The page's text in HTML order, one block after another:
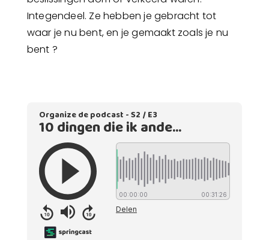
Integendeel. Ze hebben je gebracht tot
waar je nu bent, en je gemaakt zoals je nu
bent ?